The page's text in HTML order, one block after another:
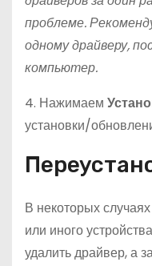
проблеме.
одному драйверу,
компьютер.
4. Нажимаем
установки/
В некоторых
или иного
удалить драйвер, а